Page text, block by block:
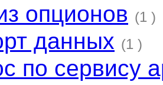
опционов (1 )
данных (1 )
по сервису